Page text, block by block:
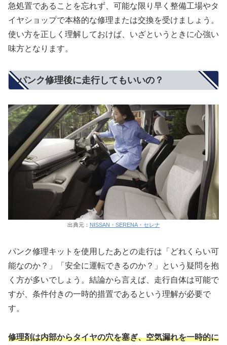
急処置であることを忘れず、可能な限り早く整備工場やタ
イヤショップで本格的な修理または交換を受けましょう。
使い方を正しく理解しておけば、いざというときに心強い
味方となります。
パンク修理後に走行してもいいの？
出典元： NISSAN・SERENA・セレナ
パンク修理キットを使用したあとの走行は「どれくらい可
能なのか？」「安全に運転できるのか？」という疑問を抱
く方が多いでしょう。結論から言えば、走行自体は可能で
すが、条件付きの一時的措置であるという理解が必要で
す。
修理剤は内部からタイヤの穴を塞ぎ、空気漏れを一時的に